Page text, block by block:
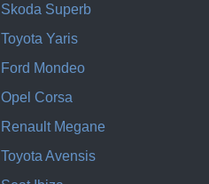
Skoda Superb
Toyota Yaris
Ford Mondeo
Opel Corsa
Renault Megane
Toyota Avensis